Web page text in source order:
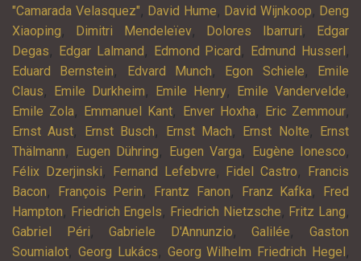
"Camarada Velasquez", David Hume, David Wijnkoop, Deng
Xiaoping, Dimitri Mendeleïev, Dolores Ibarruri,
Edgar
Degas, Edgar Lalmand , Edmond Picard , Edmund Husserl ,
Eduard Bernstein, Edvard Munch, Egon Schiele,
Emile
Claus, Emile Durkheim, Emile Henry, Emile Vandervelde,
Emile Zola, Emmanuel Kant, Enver Hoxha, Eric Zemmour,
Ernst Aust, Ernst Busch, Ernst Mach, Ernst Nolte,
Ernst
Thälmann, Eugen Dühring, Eugen Varga, Eugène Ionesco,
Félix Dzerjinski, Fernand Lefebvre, Fidel Castro,
Francis
Bacon, François Perin, Frantz Fanon, Franz Kafka,
Fred
Hampton, Friedrich Engels, Friedrich Nietzsche, Fritz Lang,
Gabriel Péri,Gabriele D'Annunzio,Galilée,Gaston
Soumialot, Georg Lukács, Georg Wilhelm Friedrich Hegel ,